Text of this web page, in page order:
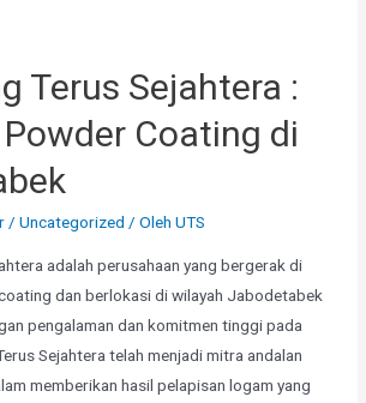
Terus Sejahtera :
Coating di
/Uncategorized / OlehUTS
adalah perusahaan yang bergerak di
dan berlokasi di wilayah Jabodetabek
pengalaman dan komitmen tinggi pada
Sejahtera telah menjadi mitra andalan
memberikan hasil pelapisan logam yang